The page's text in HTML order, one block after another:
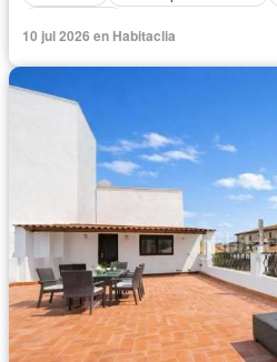
10 jul 2026 en Habitaclia